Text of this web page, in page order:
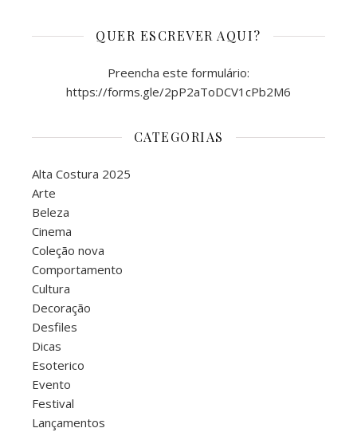
QUER ESCREVER AQUI?
Preencha este formulário:
https://forms.gle/2pP2aToDCV1cPb2M6
CATEGORIAS
Alta Costura 2025
Arte
Beleza
Cinema
Coleção nova
Comportamento
Cultura
Decoração
Desfiles
Dicas
Esoterico
Evento
Festival
Lançamentos